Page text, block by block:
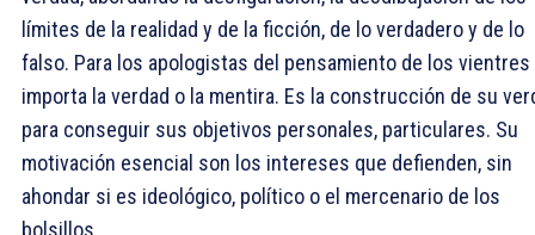
límites de la realidad y de la ficción, de lo verdadero y de lo
falso. Para los apologistas del pensamiento de los vientres
importa la verdad o la mentira. Es la construcción de su
para conseguir sus objetivos personales, particulares. Su
motivación esencial son los intereses que defienden, sin
ahondar si es ideológico, político o el mercenario de los
bolsillos.